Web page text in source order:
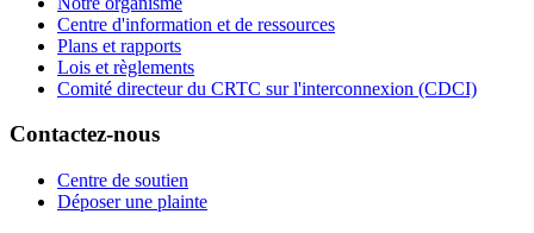
Centre d'information et de ressources
Plans et rapports
Lois et règlements
Comité directeur du CRTC sur l'interconnexion (CDCI)
Contactez-nous
Centre de soutien
Déposer une plainte